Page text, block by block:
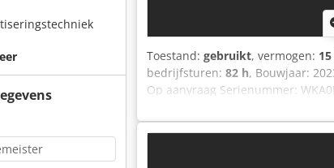
Toestand: gebruikt, vermogen:
bedrijfsturen: 82 h, Bouwjaar:
Op aanvraag Serienummer: